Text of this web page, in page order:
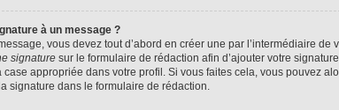
à un message ?
vous devez tout d’abord en créer une par l’intermédiaire
signature sur le formulaire de rédaction afin d’ajouter votre
appropriée dans votre profil. Si vous faites cela, vous pouvez
signature dans le formulaire de rédaction.